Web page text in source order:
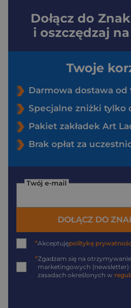
Dołącz do Znak
i oszczędzaj
Twoje
Darmowa dostawa od
Specjalne zniżki tylko
Pakiet zakładek Art
Brak opłat za
Twój e-mail
DOŁĄCZ DO
*Akceptujępolitykę
*Zgadzam się na
marketingowych (newsletter)
zasadach określonych w